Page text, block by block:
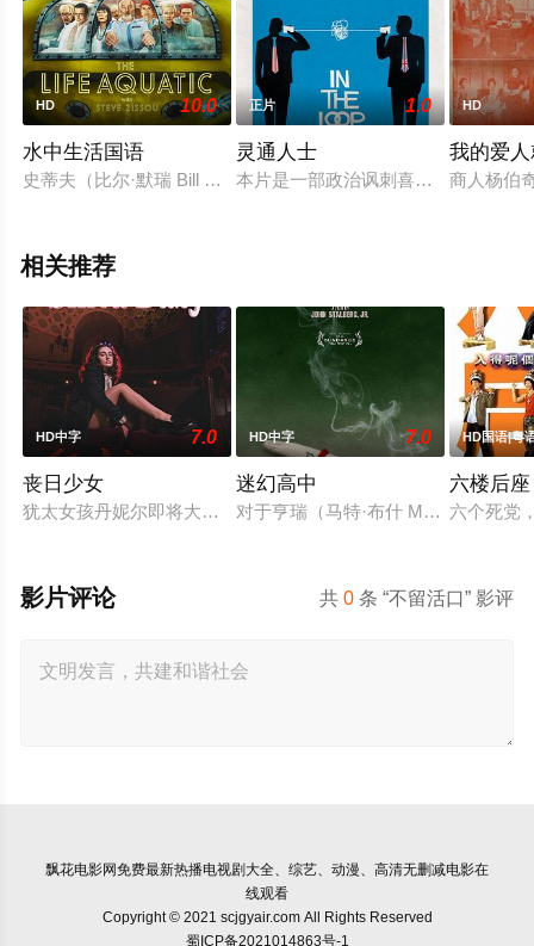
HD 10.0
水中生活国语
史蒂夫（比尔·默瑞 Bill Murray 饰）是一名海洋纪录片导演，
正片 1.0
灵通人士
本片是一部政治讽刺喜剧片，班底大
HD
我的爱
商人杨伯
相关推荐
HD中字 7.0
丧日少女
犹太女孩丹妮尔即将大学毕业，却对未来的规划一片迷茫。来
HD中字 7.0
迷幻高中
对于亨瑞（马特·布什 Matt Bush 饰
HD国语|粤
六楼后座
六个死党
共0 条 “不留活口” 影评
影片评论
飘花电影网免费最新热播电视剧大全、综艺、动漫、高清无删减电影在
线观看
Copyright © 2021 scjgyair.com All Rights Reserved
蜀ICP备2021014863号-1